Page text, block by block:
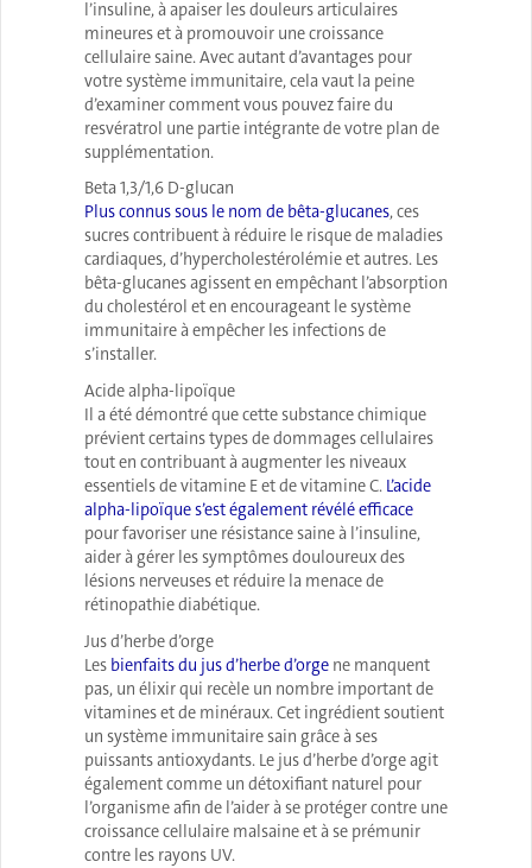
l’insuline, à apaiser les douleurs articulaires
mineures et à promouvoir une croissance
cellulaire saine. Avec autant d’avantages pour
votre système immunitaire, cela vaut la peine
d’examiner comment vous pouvez faire du
resvératrol une partie intégrante de votre plan de
supplémentation.
Beta 1,3/1,6 D-glucan
Plus connus sous le nom de bêta-glucanes, ces
sucres contribuent à réduire le risque de maladies
cardiaques, d’hypercholestérolémie et autres. Les
bêta-glucanes agissent en empêchant l’absorption
du cholestérol et en encourageant le système
immunitaire à empêcher les infections de
s’installer.
Acide alpha-lipoïque
Il a été démontré que cette substance chimique
prévient certains types de dommages cellulaires
tout en contribuant à augmenter les niveaux
essentiels de vitamine E et de vitamine C. L’acide
alpha-lipoïque s’est également révélé efficace
pour favoriser une résistance saine à l’insuline,
aider à gérer les symptômes douloureux des
lésions nerveuses et réduire la menace de
rétinopathie diabétique.
Jus d’herbe d’orge
Les bienfaits du jus d’herbe d’orge ne manquent
pas, un élixir qui recèle un nombre important de
vitamines et de minéraux. Cet ingrédient soutient
un système immunitaire sain grâce à ses
puissants antioxydants. Le jus d’herbe d’orge agit
également comme un détoxifiant naturel pour
l’organisme afin de l’aider à se protéger contre une
croissance cellulaire malsaine et à se prémunir
contre les rayons UV.